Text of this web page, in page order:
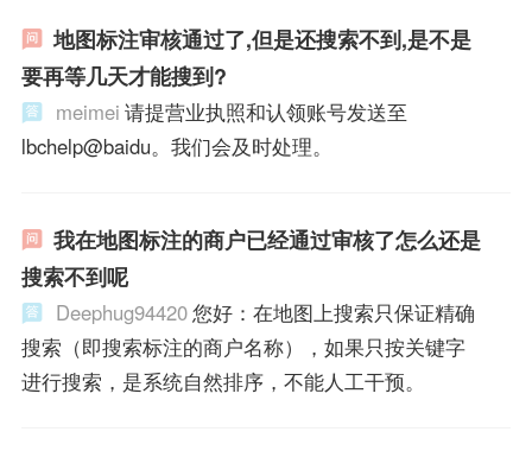
地图标注审核通过了,但是还搜索不到,是不是
要再等几天才能搜到?
meimei 请提营业执照和认领账号发送至
lbchelp@baidu。我们会及时处理。
我在地图标注的商户已经通过审核了怎么还是
搜索不到呢
Deephug94420您好：在地图上搜索只保证精确
搜索（即搜索标注的商户名称），如果只按关键字
进行搜索，是系统自然排序，不能人工干预。